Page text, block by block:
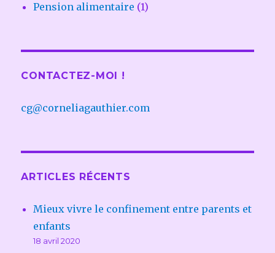
Pension alimentaire (1)
CONTACTEZ-MOI !
cg@corneliagauthier.com
ARTICLES RÉCENTS
Mieux vivre le confinement entre parents et
enfants
18 avril 2020